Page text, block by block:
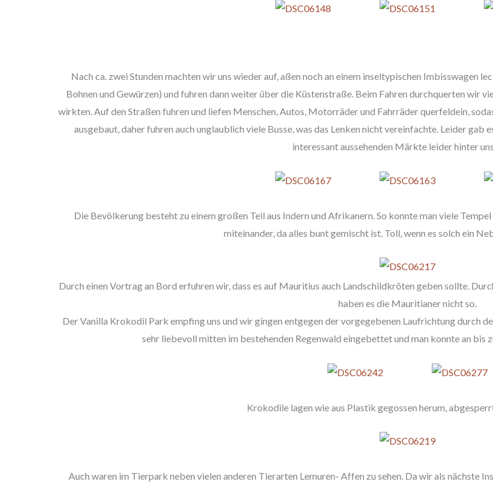
Nach ca. zwei Stunden machten wir uns wieder auf, aßen noch an einem inseltypischen Imbisswagen
Bohnen und Gewürzen) und fuhren dann weiter über die Küstenstraße. Beim Fahren durchquerten wir
wirkten. Auf den Straßen fuhren und liefen Menschen, Autos, Motorräder und Fahrräder querfeldein,
ausgebaut, daher fuhren auch unglaublich viele Busse, was das Lenken nicht vereinfachte. Leider gab
interessant aussehenden Märkte leider hinter
Die Bevölkerung besteht zu einem großen Teil aus Indern und Afrikanern. So konnte man viele
miteinander, da alles bunt gemischt ist. Toll, wenn es solch ein
Durch einen Vortrag an Bord erfuhren wir, dass es auf Mauritius auch Landschildkröten geben sollte.
haben es die Mauritianer nicht so.
Der Vanilla Krokodil Park empfing uns und wir gingen entgegen der vorgegebenen Laufrichtung durch
sehr liebevoll mitten im bestehenden Regenwald eingebettet und man konnte an bis
Krokodile lagen wie aus Plastik gegossen herum,
Auch waren im Tierpark neben vielen anderen Tierarten Lemuren- Affen zu sehen. Da wir als nächste